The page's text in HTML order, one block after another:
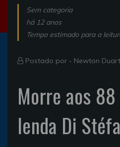
Sem categoria
há 12 anos
Tempo estimado para a
Postado por - Newton
Morre aos 88
lenda Di